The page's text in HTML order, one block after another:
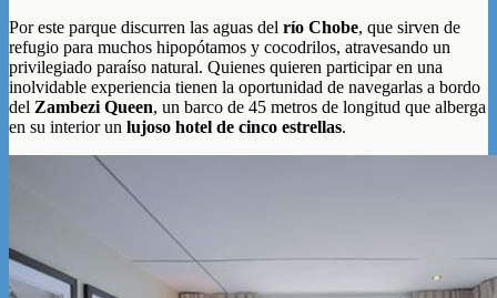
Por este parque discurren las aguas del río Chobe, que sirven de
refugio para muchos hipopótamos y cocodrilos, atravesando un
privilegiado paraíso natural. Quienes quieren participar en una
inolvidable experiencia tienen la oportunidad de navegarlas a bordo
del Zambezi Queen, un barco de 45 metros de longitud que alberga
en su interior un lujoso hotel de cinco estrellas.